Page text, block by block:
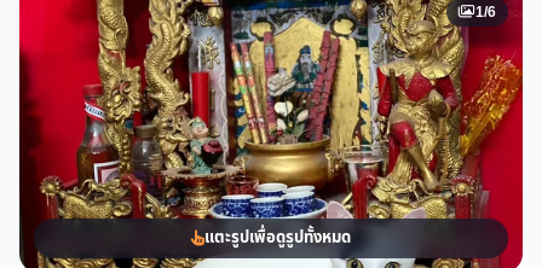
1/6
แตะรูปเพื่อดูรูปทั้งหมด